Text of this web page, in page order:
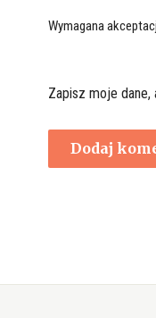
Wymagana
Zapisz moje